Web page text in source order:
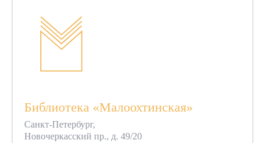
Библиотека «Малоохтинская»
Санкт-Петербург,
Новочеркасский пр., д. 49/20